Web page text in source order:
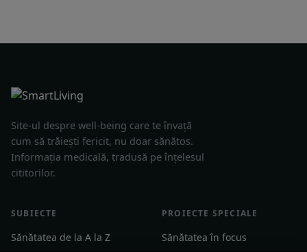
Site-ul despre well-being care te învață
cum să trăiești fericit, nu doar sănătos.
Informația medicală, tradusă pe înțelesul
cititorilor.
SUBIECTE
Sănătatea de la A la Z
PROIECTE SPECIALE
Sănătatea în focus